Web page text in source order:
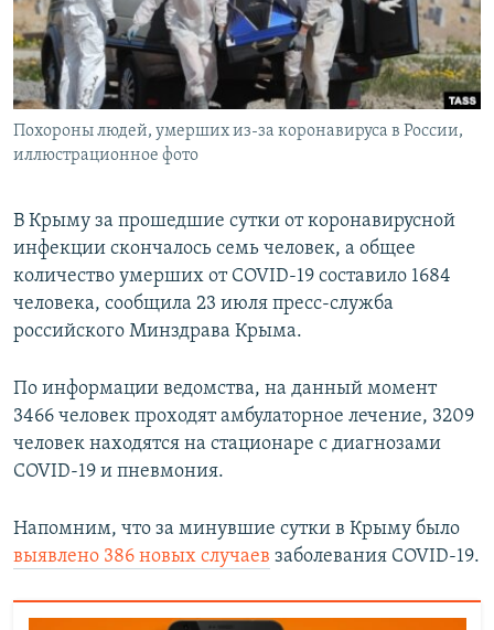
ПОБЕДИТЕЛЕЙ НЕ СУДЯТ?
КРЫМ.НЕПОКОРЕННЫЙ
ELIFBE
УКРАИНСКАЯ ПРОБЛЕМА КРЫМА
ПРИСОЕДИНЯЙТЕСЬ!
Все сайты RFE/RL
Похороны людей, умерших из-за коронавируса в России,
иллюстрационное фото
В Крыму за прошедшие сутки от коронавирусной
инфекции скончалось семь человек, а общее
количество умерших от COVID-19 составило 1684
человека, сообщила 23 июля пресс-служба
российского Минздрава Крыма.
По информации ведомства, на данный момент
3466 человек проходят амбулаторное лечение, 3209
человек находятся на стационаре с диагнозами
COVID-19 и пневмония.
Напомним, что за минувшие сутки в Крыму было
выявлено 386 новых случаев заболевания COVID-19.